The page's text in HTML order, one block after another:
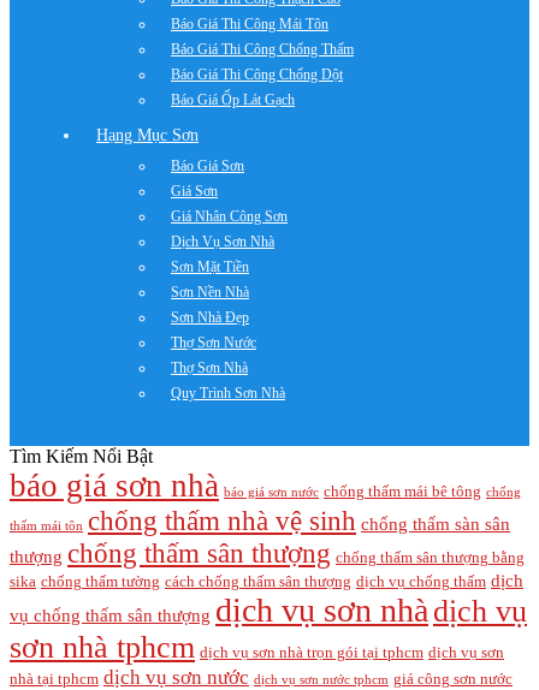
Báo Giá Thi Công Mái Tôn
Báo Giá Thi Công Chống Thấm
Báo Giá Thi Công Chống Dột
Báo Giá Ốp Lát Gạch
Hạng Mục Sơn
Báo Giá Sơn
Giá Sơn
Giá Nhân Công Sơn
Dịch Vụ Sơn Nhà
Sơn Mặt Tiền
Sơn Nền Nhà
Sơn Nhà Đẹp
Thợ Sơn Nước
Thợ Sơn Nhà
Quy Trình Sơn Nhà
Tìm Kiếm Nổi Bật
báo giá sơn nhà báo giá sơn nước chống thấm mái bê tông chống
thấm mái tôn chống thấm nhà vệ sinh chống thấm sàn sân
thượng chống thấm sân thượng chống thấm sân thượng bằng
sika chống thấm tường cách chống thấm sân thượng dịch vụ chống thấm dịch
vụ chống thấm sân thượng dịch vụ sơn nhà dịch vụ
sơn nhà tphcm dịch vụ sơn nhà trọn gói tại tphcm dịch vụ sơn
nhà tại tphcm dịch vụ sơn nước dịch vụ sơn nước tphcm giá công sơn nước